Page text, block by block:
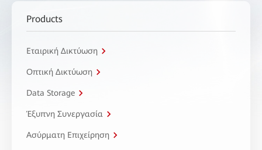
Products
Εταιρική Δικτύωση
Οπτική Δικτύωση
Data Storage
Έξυπνη Συνεργασία
Ασύρματη Επιχείρηση